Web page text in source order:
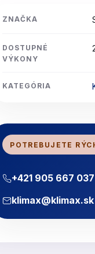
ZNAČKA
DOSTUPNÉ
VÝKONY
KATEGÓRIA
POTREBUJETE
+421 905 667 037
klimax@klimax.sk